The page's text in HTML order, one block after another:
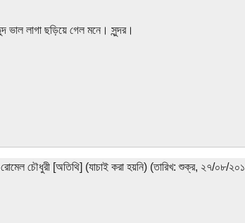
ভাল লাগা ছড়িয়ে গেল মনে। সুন্দর।
চৌধুরী [অতিথি] (যাচাই করা হয়নি) (তারিখ: শুক্র, ২৭/০৮/